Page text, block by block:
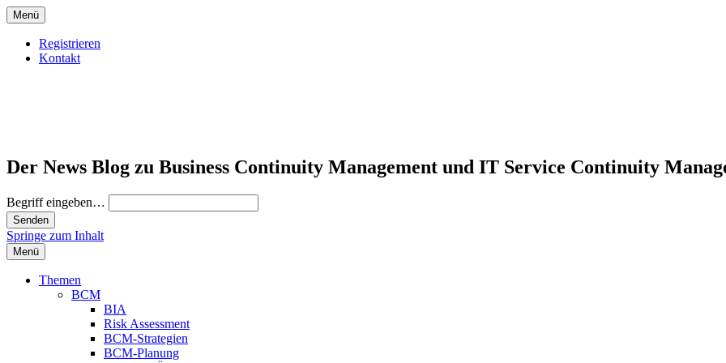
Menü
Registrieren
Kontakt
Der News Blog zu Business Continuity Management und IT Service Continuity
Begriff eingeben…
Springe zum Inhalt
Menü
Themen
BCM
BIA
Risk Assessment
BCM-Strategien
BCM-Planung